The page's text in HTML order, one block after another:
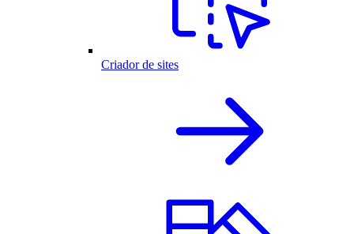
Criador de sites